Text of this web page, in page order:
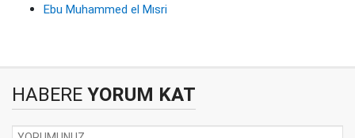
Ebu Muhammed el Mısri
HABERE YORUM KAT